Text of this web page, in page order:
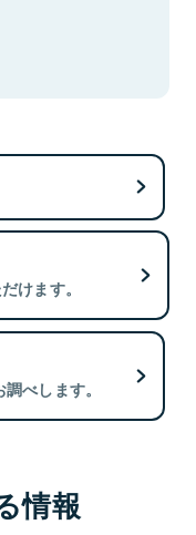
けます。
べします。
情報